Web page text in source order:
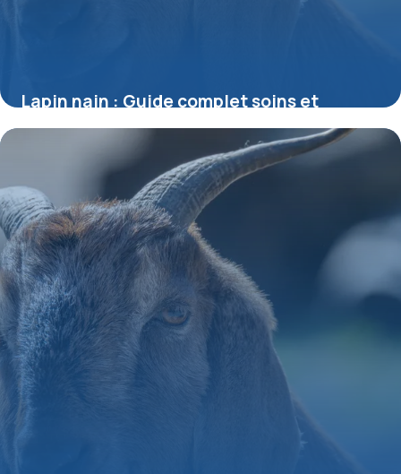
Lapin nain : Guide complet soins et
habitat